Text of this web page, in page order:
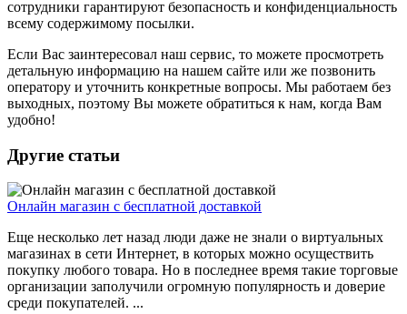
сотрудники гарантируют безопасность и конфиденциальность
всему содержимому посылки.
Если Вас заинтересовал наш сервис, то можете просмотреть
детальную информацию на нашем сайте или же позвонить
оператору и уточнить конкретные вопросы. Мы работаем без
выходных, поэтому Вы можете обратиться к нам, когда Вам
удобно!
Другие статьи
Онлайн магазин с бесплатной доставкой
Еще несколько лет назад люди даже не знали о виртуальных
магазинах в сети Интернет, в которых можно осуществить
покупку любого товара. Но в последнее время такие торговые
организации заполучили огромную популярность и доверие
среди покупателей. ...